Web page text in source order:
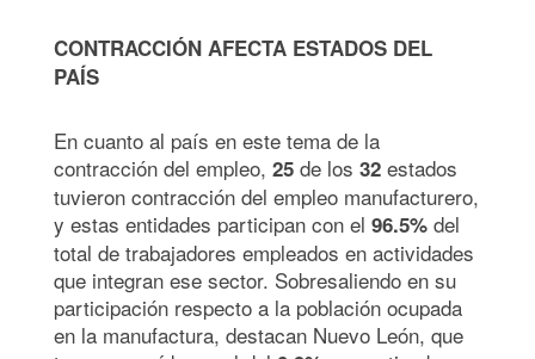
CONTRACCIÓN AFECTA ESTADOS DEL
PAÍS
En cuanto al país en este tema de la
contracción del empleo, 25 de los 32 estados
tuvieron contracción del empleo manufacturero,
y estas entidades participan con el 96.5% del
total de trabajadores empleados en actividades
que integran ese sector. Sobresaliendo en su
participación respecto a la población ocupada
en la manufactura, destacan Nuevo León, que